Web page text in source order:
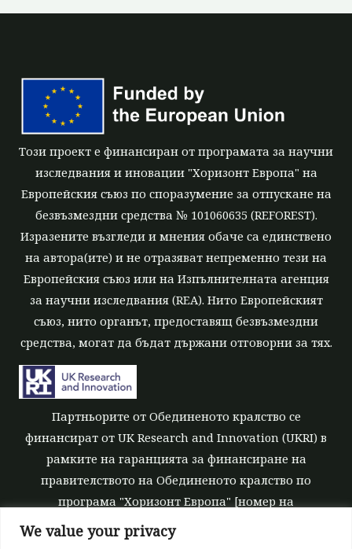
We value your privacy
Този проект е финансиран от програмата за научни
изследвания и иновации "Хоризонт Европа" на
Европейския съюз по споразумение за отпускане на
безвъзмездни средства № 101060635 (REFOREST).
Изразените възгледи и мнения обаче са единствено
на автора(ите) и не отразяват непременно тези на
Европейския съюз или на Изпълнителната агенция
за научни изследвания (REA). Нито Европейският
съюз, нито органът, предоставящ безвъзмездни
средства, могат да бъдат държани отговорни за тях.
Партньорите от Обединеното кралство се
финансират от UK Research and Innovation (UKRI) в
рамките на гаранцията за финансиране на
правителството на Обединеното кралство по
програма "Хоризонт Европа" [номер на
безвъзмездните средства 10039700].